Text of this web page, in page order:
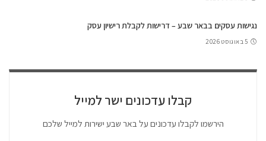
נגישות עסקים בבאר שבע – דרישות לקבלת רישיון עסק
5 באוגוסט 2026
קבלו עדכונים ישר למייל
הירשמו לקבלו עדכונים על באר שבע ישירות למייל שלכם